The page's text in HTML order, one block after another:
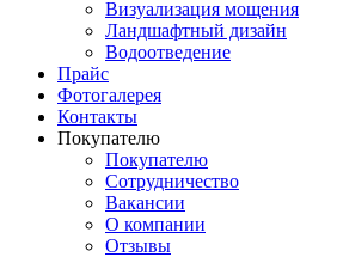
Визуализация мощения
Ландшафтный дизайн
Водоотведение
Прайс
Фотогалерея
Контакты
Покупателю
Покупателю
Сотрудничество
Вакансии
О компании
Отзывы